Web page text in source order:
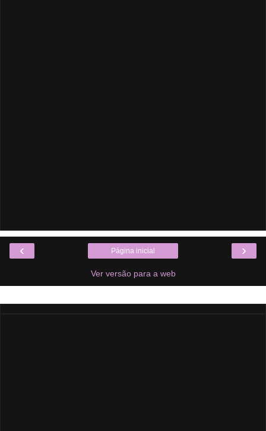
‹ ›
Página inicial
Ver versão para a web